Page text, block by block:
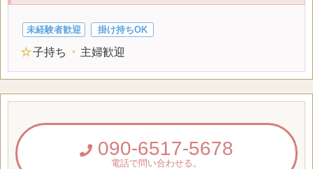
未経験者歓迎 掛け持ちOK
☆子持ち ・ 主婦歓迎
090-6517-5678
電話で問い合わせる。